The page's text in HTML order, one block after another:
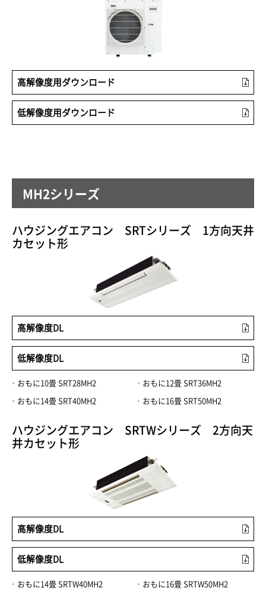
高解像度用ダウンロード
低解像度用ダウンロード
MH2シリーズ
ハウジングエアコン SRTシリーズ 1方向天井
カセット形
高解像度DL
低解像度DL
おもに10畳 SRT28MH2 おもに12畳 SRT36MH2
おもに14畳 SRT40MH2 おもに16畳 SRT50MH2
ハウジングエアコン SRTWシリーズ 2方向天
井カセット形
高解像度DL
低解像度DL
おもに14畳 SRTW40MH2 おもに16畳 SRTW50MH2